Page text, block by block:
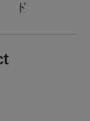
ド